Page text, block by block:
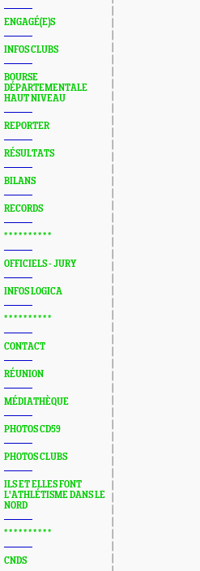
ENGAGÉ(E)S
INFOS CLUBS
BOURSE
DÉPARTEMENTALE
HAUT NIVEAU
REPORTER
RÉSULTATS
BILANS
RECORDS
* * * * * * * * * *
OFFICIELS - JURY
INFOS LOGICA
* * * * * * * * * *
CONTACT
RÉUNION
MÉDIATHÈQUE
PHOTOS CD59
PHOTOS CLUBS
ILS ET ELLES FONT
L'ATHLÉTISME DANS LE
NORD
* * * * * * * * * *
CNDS